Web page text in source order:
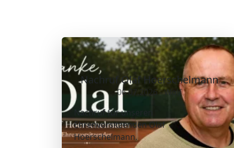
Nachruf Olaf Hoerschelmann
06.07.2026 - Wolf
Nachruf für unseren
Ehrenvorsitzenden Olaf
Hoerschelmann.